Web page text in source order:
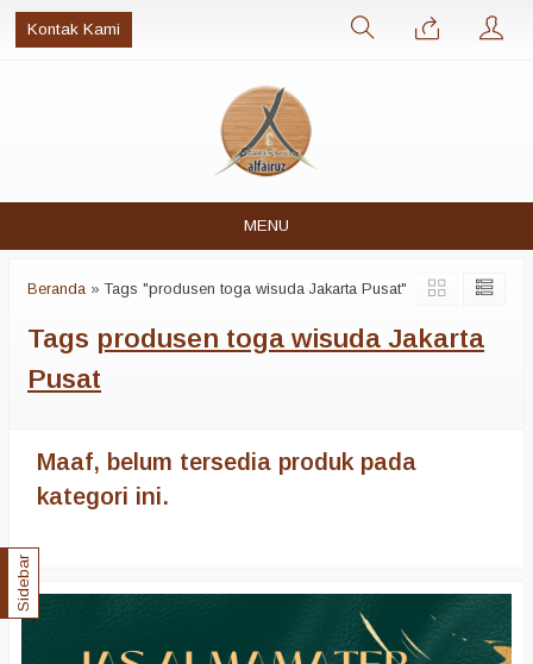
Kontak Kami
MENU
Beranda »Tags "produsen toga wisuda Jakarta Pusat"
Tags produsen toga wisuda Jakarta
Pusat
Maaf, belum tersedia produk pada
kategori ini.
Sidebar